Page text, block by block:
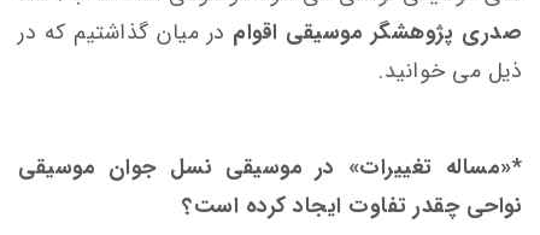
صدری پژوهشگر موسیقی اقوام در میان گذاشتیم که در
ذیل می خوانید.
*«مساله تغییرات» در موسیقی نسل جوان موسیقی
نواحی چقدر تفاوت ایجاد کرده است؟